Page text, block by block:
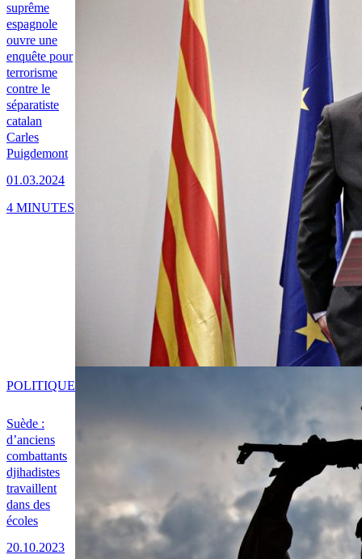
suprême
espagnole
ouvre une
enquête pour
terrorisme
contre le
séparatiste
catalan
Carles
Puigdemont
01.03.2024
4 MINUTES
Suède :
d’anciens
combattants
djihadistes
travaillent
dans des
écoles
20.10.2023
POLITIQUE